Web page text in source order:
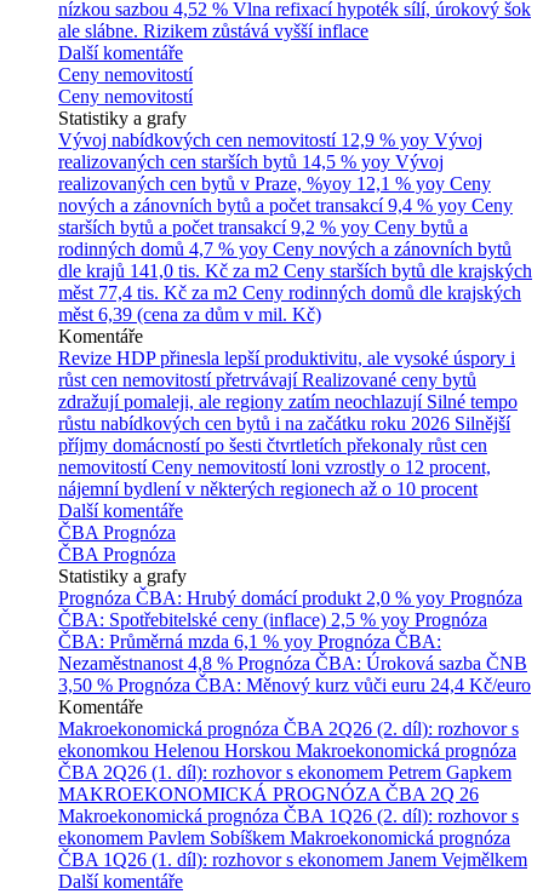
nízkou sazbou 4,52 % Vlna refixací hypoték sílí, úrokový šok
ale slábne. Rizikem zůstává vyšší inflace
Další komentáře
Ceny nemovitostí
Ceny nemovitostí
Statistiky a grafy
Vývoj nabídkových cen nemovitostí 12,9 % yoy Vývoj
realizovaných cen starších bytů 14,5 % yoy Vývoj
realizovaných cen bytů v Praze, %yoy 12,1 % yoy Ceny
nových a zánovních bytů a počet transakcí 9,4 % yoy Ceny
starších bytů a počet transakcí 9,2 % yoy Ceny bytů a
rodinných domů 4,7 % yoy Ceny nových a zánovních bytů
dle krajů 141,0 tis. Kč za m2 Ceny starších bytů dle krajských
měst 77,4 tis. Kč za m2 Ceny rodinných domů dle krajských
měst 6,39 (cena za dům v mil. Kč)
Komentáře
Revize HDP přinesla lepší produktivitu, ale vysoké úspory i
růst cen nemovitostí přetrvávají Realizované ceny bytů
zdražují pomaleji, ale regiony zatím neochlazují Silné tempo
růstu nabídkových cen bytů i na začátku roku 2026 Silnější
příjmy domácností po šesti čtvrtletích překonaly růst cen
nemovitostí Ceny nemovitostí loni vzrostly o 12 procent,
nájemní bydlení v některých regionech až o 10 procent
Další komentáře
ČBA Prognóza
ČBA Prognóza
Statistiky a grafy
Prognóza ČBA: Hrubý domácí produkt 2,0 % yoy Prognóza
ČBA: Spotřebitelské ceny (inflace) 2,5 % yoy Prognóza
ČBA: Průměrná mzda 6,1 % yoy Prognóza ČBA:
Nezaměstnanost 4,8 % Prognóza ČBA: Úroková sazba ČNB
3,50 % Prognóza ČBA: Měnový kurz vůči euru 24,4 Kč/euro
Komentáře
Makroekonomická prognóza ČBA 2Q26 (2. díl): rozhovor s
ekonomkou Helenou Horskou Makroekonomická prognóza
ČBA 2Q26 (1. díl): rozhovor s ekonomem Petrem Gapkem
MAKROEKONOMICKÁ PROGNÓZA ČBA 2Q 26
Makroekonomická prognóza ČBA 1Q26 (2. díl): rozhovor s
ekonomem Pavlem Sobíškem Makroekonomická prognóza
ČBA 1Q26 (1. díl): rozhovor s ekonomem Janem Vejmělkem
Další komentáře